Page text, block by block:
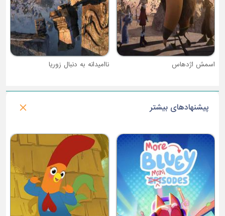
ناامیدانه به دنبال زوریا
پیشنهادهای بیشتر
فصل ۱ : بالی